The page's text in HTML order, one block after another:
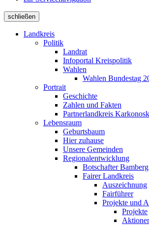
schließen
Landkreis
Politik
Landrat
Infoportal Kreispolitik
Wahlen
Wahlen Bundestag
Portrait
Geschichte
Zahlen und Fakten
Partnerlandkreis
Lebensraum
Geburtsbaum
Hier zuhause
Unsere Gemeinden
Regionalentwicklung
Botschafter Bamberg
Fairer Landkreis
Auszeichnung
Fairführer
Projekte und
Projekte